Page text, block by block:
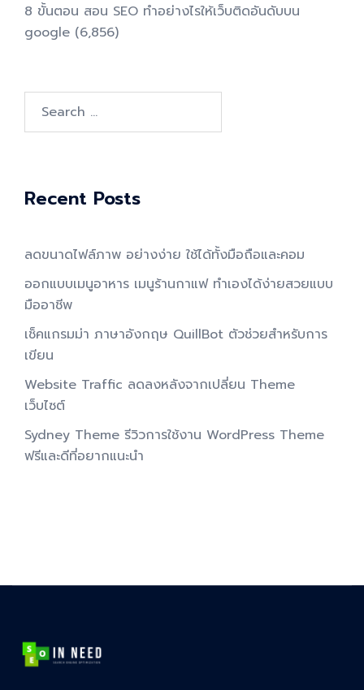
8 ขั้นตอน สอน SEO ทําอย่างไรให้เว็บติดอันดับบน
google (6,856)
for:
Recent Posts
ลดขนาดไฟล์ภาพ อย่างง่าย ใช้ได้ทั้งมือถือและคอม
ออกแบบเมนูอาหาร เมนูร้านกาแฟ ทำเองได้ง่ายสวยแบบ
มืออาชีพ
เช็คแกรมม่า ภาษาอังกฤษ QuillBot ตัวช่วยสำหรับการ
เขียน
Website Traffic ลดลงหลังจากเปลี่ยน Theme
เว็บไซต์
Sydney Theme รีวิวการใช้งาน WordPress Theme
ฟรีและดีที่อยากแนะนำ